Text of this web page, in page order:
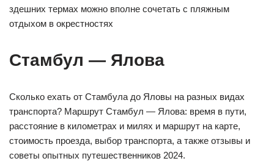
здешних термах можно вполне сочетать с пляжным
отдыхом в окрестностях
Стамбул — Ялова
Сколько ехать от Стамбула до Яловы на разных видах
транспорта? Маршрут Стамбул — Ялова: время в пути,
расстояние в километрах и милях и маршрут на карте,
стоимость проезда, выбор транспорта, а также отзывы и
советы опытных путешественников 2024.